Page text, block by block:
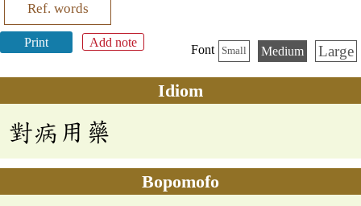
Ref. words
Print Add note
Font Small Medium Large
Idiom
對病用藥
Bopomofo